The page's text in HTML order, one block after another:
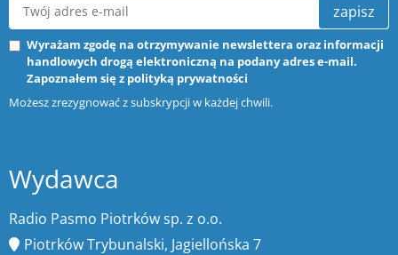
zapisz
Wyrażam zgodę na otrzymywanie newslettera oraz informacji
handlowych drogą elektroniczną na podany adres e-mail.
Zapoznałem się z polityką prywatności
Możesz zrezygnować z subskrypcji w każdej chwili.
Wydawca
Radio Pasmo Piotrków sp. z o.o.
Piotrków Trybunalski, Jagiellońska 7